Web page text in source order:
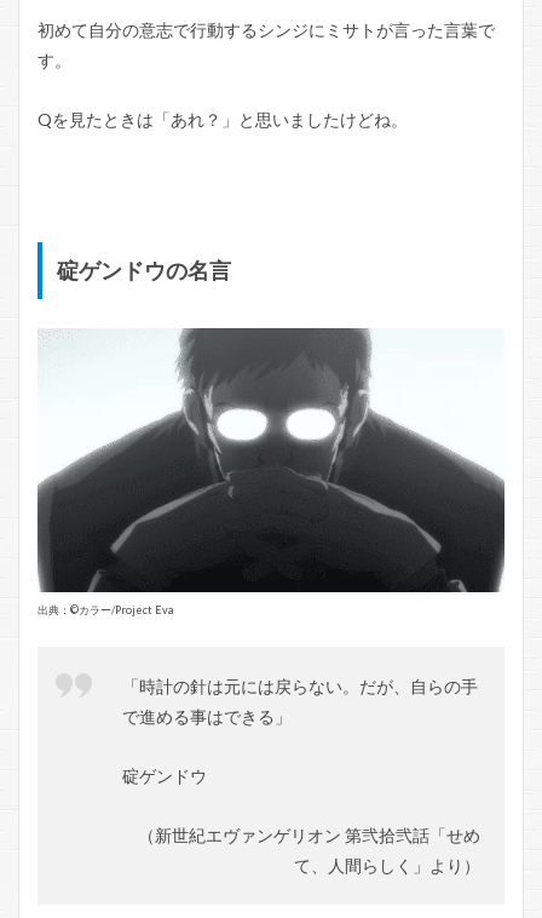
初めて自分の意志で行動するシンジにミサトが言った言葉で
す。
Qを見たときは「あれ？」と思いましたけどね。
碇ゲンドウの名言
出典：©️カラー/Project Eva
「時計の針は元には戻らない。だが、自らの手
で進める事はできる」
碇ゲンドウ
（新世紀エヴァンゲリオン 第弐拾弐話「せめ
て、人間らしく」より）